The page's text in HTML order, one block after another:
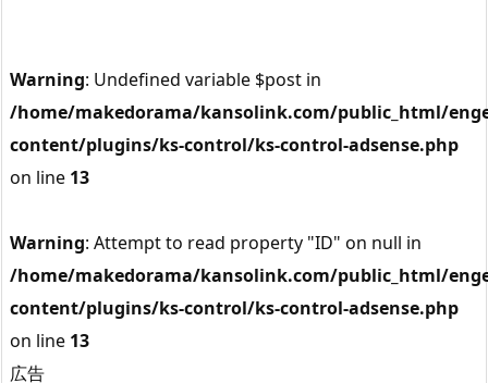
Warning: Undefined variable $post in
/home/makedorama/kansolink.com/public_html/
content/plugins/ks-control/ks-control-adsense.php
on line 13
Warning: Attempt to read property "ID" on null in
/home/makedorama/kansolink.com/public_html/
content/plugins/ks-control/ks-control-adsense.php
on line 13
広告